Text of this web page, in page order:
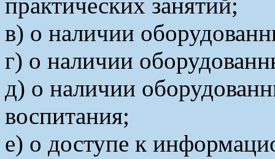
в) о наличии
г) о наличии
д) о наличии
воспитания;
е) о доступе к